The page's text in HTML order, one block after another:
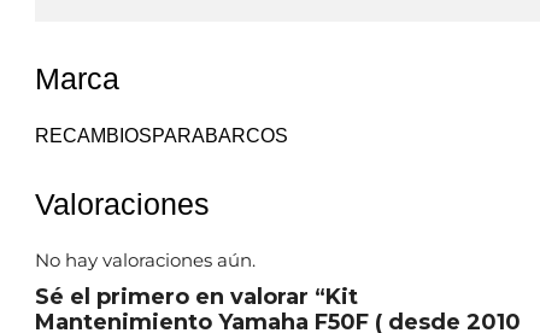
Marca
RECAMBIOSPARABARCOS
Valoraciones
No hay valoraciones aún.
Sé el primero en valorar “Kit
Mantenimiento Yamaha F50F ( desde 2010